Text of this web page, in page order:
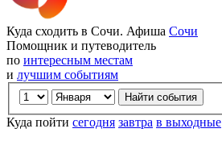
Куда сходить в Сочи. Афиша Сочи
Помощник и путеводитель
по интересным местам
и лучшим событиям
Куда пойти сегодня завтра в выходные